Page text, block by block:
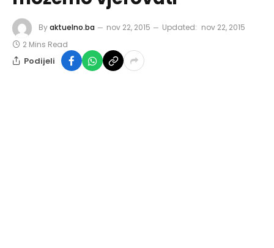
Byaktuelno.ba nov 22, 2015 Updated: nov 22, 2015
2 Mins Read
Podijeli